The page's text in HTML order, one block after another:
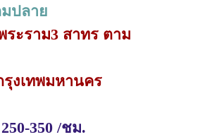
ปลาย
ระราม3 สาทร ตาม
งเทพมหานคร
350 /ชม.